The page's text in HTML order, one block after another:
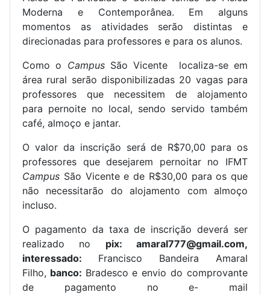
Moderna e Contemporânea. Em alguns
momentos as atividades serão distintas e
direcionadas para professores e para os alunos.
Como o CampusSão Vicente localiza-se em
área rural serão disponibilizadas 20 vagas para
professores que necessitem de alojamento
para pernoite no local, sendo servido também
café, almoço e jantar.
O valor da inscrição será de R$70,00 para os
professores que desejarem pernoitar no IFMT
Campus São Vicente e de R$30,00 para os que
não necessitarão do alojamento com almoço
incluso.
O pagamento da taxa de inscrição deverá ser
realizado no pix:amaral777@gmail.com,
interessado: Francisco Bandeira Amaral
Filho, banco: Bradesco e envio do comprovante
de pagamento noe- mail